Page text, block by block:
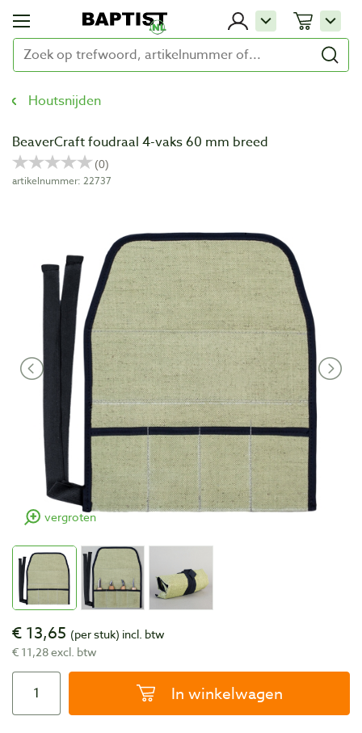
Houtsnijden
BeaverCraft foudraal 4-vaks 60 mm breed
artikelnummer: 22737
vergroten
€ 13,65 (per stuk) incl. btw
€ 11,28 excl. btw
In winkelwagen